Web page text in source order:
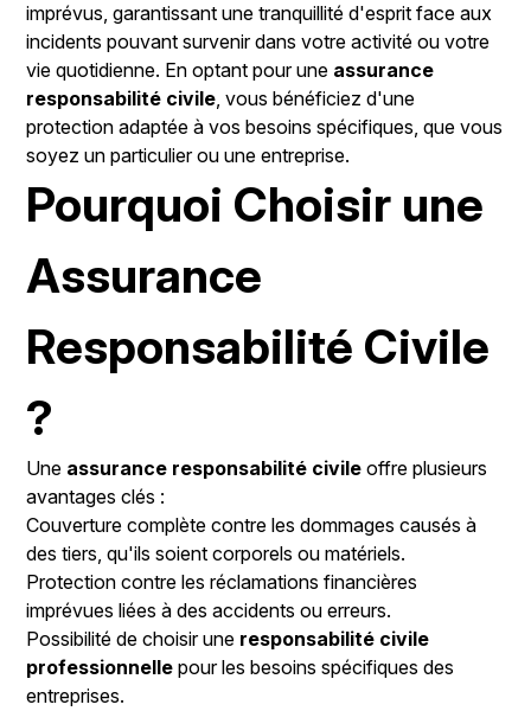
imprévus, garantissant une tranquillité d'esprit face aux
incidents pouvant survenir dans votre activité ou votre
vie quotidienne. En optant pour une assurance
responsabilité civile, vous bénéficiez d'une
protection adaptée à vos besoins spécifiques, que vous
soyez un particulier ou une entreprise.
Pourquoi Choisir une
Assurance
Responsabilité Civile
?
Une assurance responsabilité civile offre plusieurs
avantages clés :
Couverture complète contre les dommages causés à
des tiers, qu'ils soient corporels ou matériels.
Protection contre les réclamations financières
imprévues liées à des accidents ou erreurs.
Possibilité de choisir une responsabilité civile
professionnelle pour les besoins spécifiques des
entreprises.